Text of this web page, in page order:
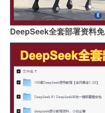
DeepSeek全套部署资料